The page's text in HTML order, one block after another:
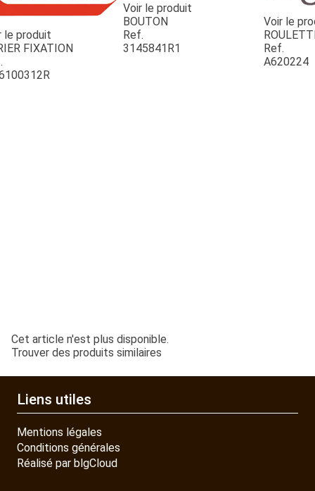
JOUET
le produit
FIXATION
Voir le produit
BOUTON
Ref.
3145841R1
Voir le
Ref.
A620224
Cet article n'est plus disponible.
Trouver des produits similaires
Liens utiles
Mentions légales
Conditions générales
Réalisé par blgCloud